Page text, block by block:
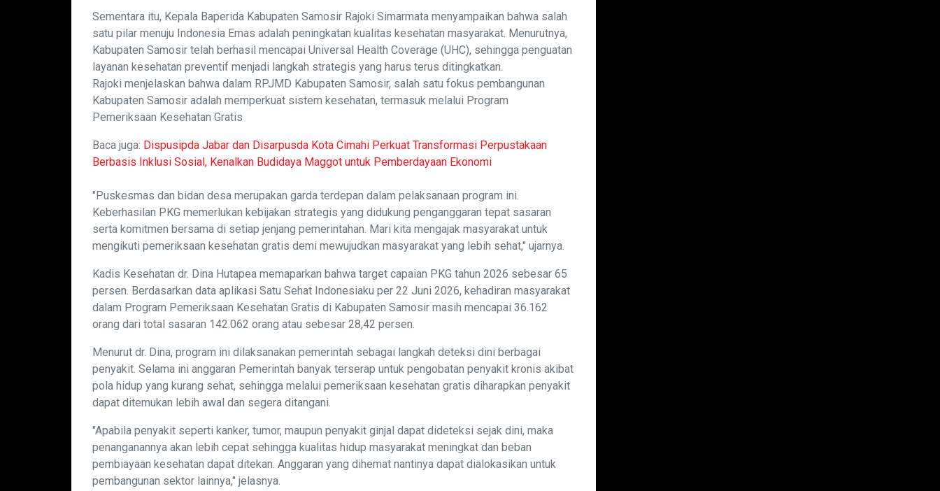
Sementara itu, Kepala Baperida Kabupaten Samosir Rajoki Simarmata menyampaikan bahwa salah
satu pilar menuju Indonesia Emas adalah peningkatan kualitas kesehatan masyarakat. Menurutnya,
Kabupaten Samosir telah berhasil mencapai Universal Health Coverage (UHC), sehingga penguatan
layanan kesehatan preventif menjadi langkah strategis yang harus terus ditingkatkan.
Rajoki menjelaskan bahwa dalam RPJMD Kabupaten Samosir, salah satu fokus pembangunan
Kabupaten Samosir adalah memperkuat sistem kesehatan, termasuk melalui Program
Pemeriksaan Kesehatan Gratis
Baca juga: Dispusipda Jabar dan Disarpusda Kota Cimahi Perkuat Transformasi Perpustakaan
Berbasis Inklusi Sosial, Kenalkan Budidaya Maggot untuk Pemberdayaan Ekonomi
"Puskesmas dan bidan desa merupakan garda terdepan dalam pelaksanaan program ini.
Keberhasilan PKG memerlukan kebijakan strategis yang didukung penganggaran tepat sasaran
serta komitmen bersama di setiap jenjang pemerintahan. Mari kita mengajak masyarakat untuk
mengikuti pemeriksaan kesehatan gratis demi mewujudkan masyarakat yang lebih sehat," ujarnya.
Kadis Kesehatan dr. Dina Hutapea memaparkan bahwa target capaian PKG tahun 2026 sebesar 65
persen. Berdasarkan data aplikasi Satu Sehat Indonesiaku per 22 Juni 2026, kehadiran masyarakat
dalam Program Pemeriksaan Kesehatan Gratis di Kabupaten Samosir masih mencapai 36.162
orang dari total sasaran 142.062 orang atau sebesar 28,42 persen.
Menurut dr. Dina, program ini dilaksanakan pemerintah sebagai langkah deteksi dini berbagai
penyakit. Selama ini anggaran Pemerintah banyak terserap untuk pengobatan penyakit kronis akibat
pola hidup yang kurang sehat, sehingga melalui pemeriksaan kesehatan gratis diharapkan penyakit
dapat ditemukan lebih awal dan segera ditangani.
"Apabila penyakit seperti kanker, tumor, maupun penyakit ginjal dapat dideteksi sejak dini, maka
penanganannya akan lebih cepat sehingga kualitas hidup masyarakat meningkat dan beban
pembiayaan kesehatan dapat ditekan. Anggaran yang dihemat nantinya dapat dialokasikan untuk
pembangunan sektor lainnya," jelasnya.